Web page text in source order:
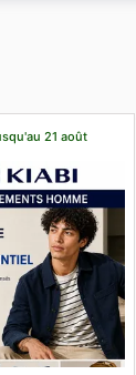
ou d'un
21 août